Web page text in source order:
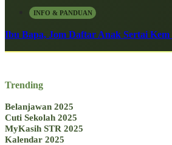
INFO & PANDUAN
Ibu Bapa, Jom Daftar Anak Sertai
Trending
Belanjawan 2025
Cuti Sekolah 2025
MyKasih STR 2025
Kalendar 2025